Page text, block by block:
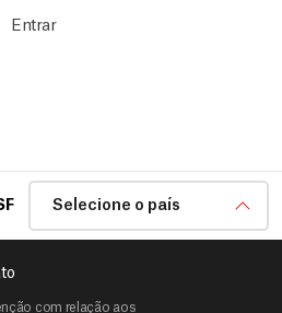
Entrar
Selecione o país
com relação aos